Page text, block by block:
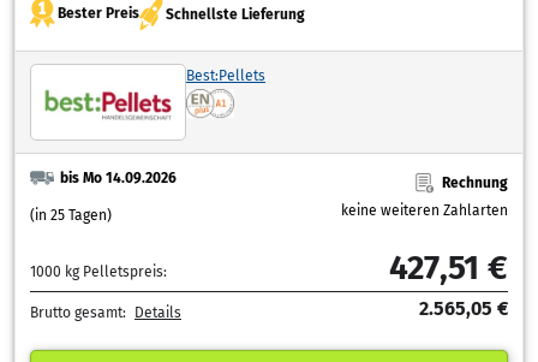
Bester Preis Schnellste Lieferung
Best:Pellets
bis Mo 14.09.2026
(in 25 Tagen)
Rechnung
keine weiteren Zahlarten
1000 kg Pelletspreis: 427,51 €
Brutto gesamt: Details 2.565,05 €